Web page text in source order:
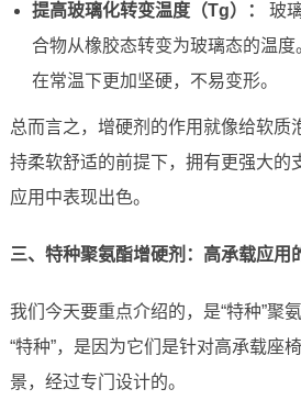
提高玻璃化转变温度（Tg）：
玻
合物从橡胶态转变为玻璃态的温
在常温下更加坚硬，不易变形。
总而言之，增硬剂的作用就像给软质
持柔软舒适的前提下，拥有更强大的
应用中表现出色。
三、特种聚氨酯增硬剂：高承载应用
我们今天要重点介绍的，是“特种”聚
“特种”，是因为它们是针对高承载座
景，经过专门设计的。